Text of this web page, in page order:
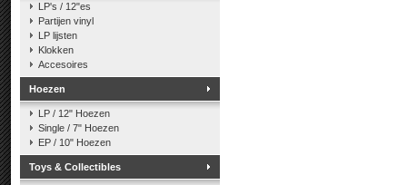
LP's / 12"es
Partijen vinyl
LP lijsten
Klokken
Accesoires
Hoezen
LP / 12" Hoezen
Single / 7" Hoezen
EP / 10" Hoezen
Toys & Collectibles